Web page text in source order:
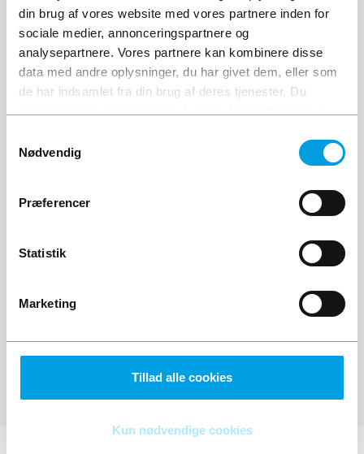
din brug af vores website med vores partnere inden for
sociale medier, annonceringspartnere og
analysepartnere. Vores partnere kan kombinere disse
data med andre oplysninger, du har givet dem, eller som
de har indsamlet fra din brug af deres tjenester. Du
Nødvendig
Præferencer
Statistik
Marketing
Tillad alle cookies
Kun nødvendige cookies
POPULÆRT
HD 60364 – Grundkursus
Installationsbekendtgørelsen.
I din virksomhed eller online